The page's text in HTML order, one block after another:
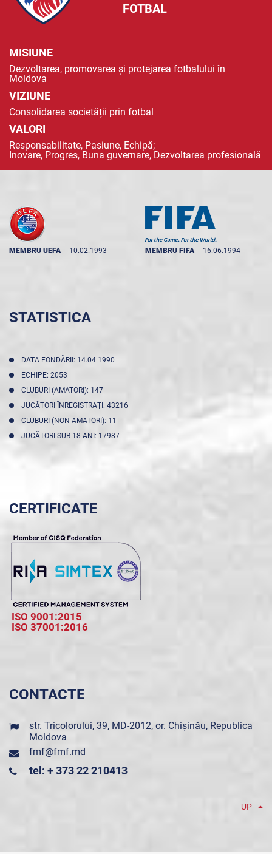
FOTBAL
MISIUNE
Dezvoltarea, promovarea și protejarea fotbalului în
Moldova
VIZIUNE
Consolidarea societății prin fotbal
VALORI
Responsabilitate, Pasiune, Echipă;
Inovare, Progres, Buna guvernare, Dezvoltarea profesională
MEMBRU UEFA -- 10.02.1993 MEMBRU FIFA -- 16.06.1994
STATISTICA
DATA FONDĂRII: 14.04.1990
ECHIPE: 2053
CLUBURI (AMATORI): 147
JUCĂTORI ÎNREGISTRAŢI: 43216
CLUBURI (NON-AMATORI): 11
JUCĂTORI SUB 18 ANI: 17987
CERTIFICATE
ISO 9001:2015
ISO 37001:2016
CONTACTE
str. Tricolorului, 39, MD-2012, or. Chișinău, Republica
Moldova
fmf@fmf.md
tel: + 373 22 210413
UP